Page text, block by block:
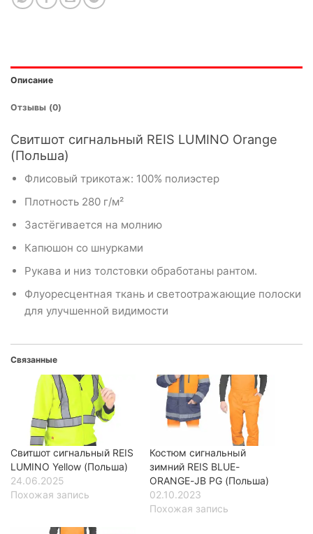
Описание
Отзывы (0)
Свитшот сигнальный REIS LUMINO Orange
(Польша)
Флисовый трикотаж: 100% полиэстер
Плотность 280 г/м²
Застёгивается на молнию
Капюшон со шнурками
Рукава и низ толстовки обработаны рантом.
Флуоресцентная ткань и светоотражающие полоски
для улучшенной видимости
Связанные
Свитшот сигнальный REIS
LUMINO Yellow (Польша)
24.06.2025
Похожая запись
Костюм сигнальный
зимний REIS BLUE-
ORANGE-JB PG (Польша)
02.10.2023
Похожая запись